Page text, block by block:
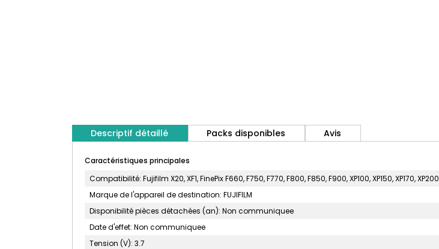
Descriptif détaillé Packs disponibles Avis
Caractéristiques principales
Compatibilité: Fujifilm X20, XF1, FinePix F660, F750, F770, F800, F850, F900, XP100, XP150, XP170, XP200
Marque de l'appareil de destination: FUJIFILM
Disponibilité pièces détachées (an): Non communiquee
Date d'effet: Non communiquee
Tension (V): 3.7